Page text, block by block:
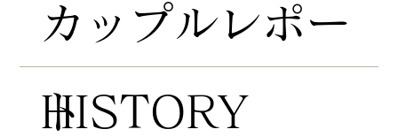
HISTORY
​カップルレポー
ト